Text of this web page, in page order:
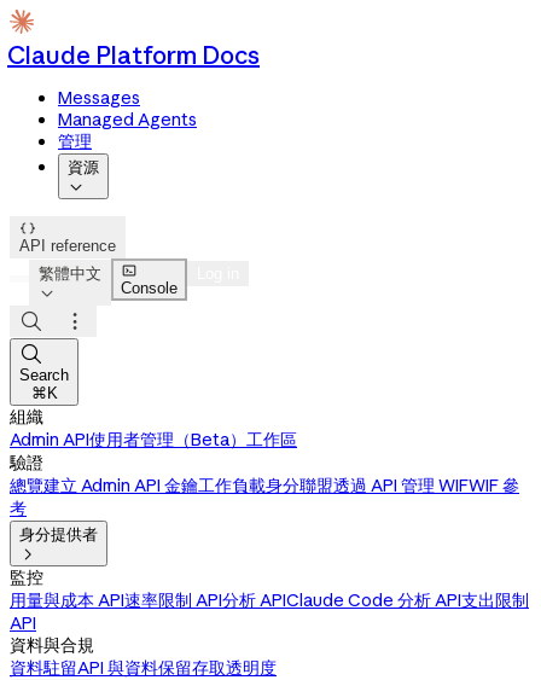
Claude Platform Docs
Messages
Managed Agents
管理
資源


API reference
繁體中文


Console



Search
⌘K
組織
Admin API使用者管理（Beta） 工作區
驗證
總覽建立 Admin API 金鑰工作負載身分聯盟透過 API 管理 WIFWIF 參
考
身分提供者

監控
用量與成本 API速率限制 API分析 APIClaude Code 分析 API支出限制
API
資料與合規
資料駐留API 與資料保留存取透明度